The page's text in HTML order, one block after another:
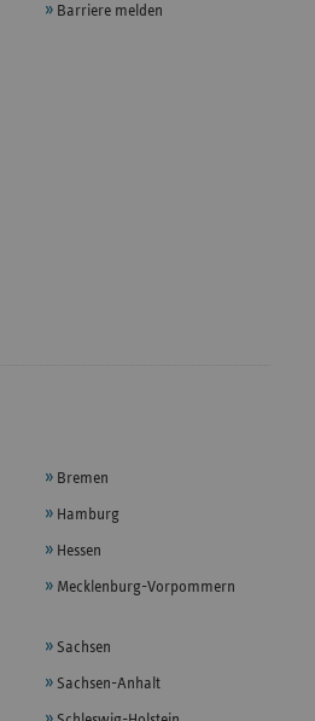
Barriere melden
Bremen
Hamburg
Hessen
Mecklenburg-Vorpommern
Sachsen
Sachsen-Anhalt